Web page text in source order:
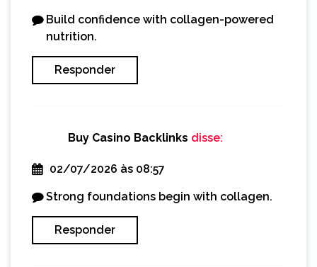
Build confidence with collagen-powered
nutrition.
Responder
Buy Casino Backlinks disse:
02/07/2026 às 08:57
Strong foundations begin with collagen.
Responder